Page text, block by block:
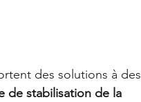
des solutions à des
de stabilisation de la